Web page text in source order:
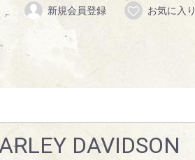
新規会員登録 お気に入り
DAVIDSON